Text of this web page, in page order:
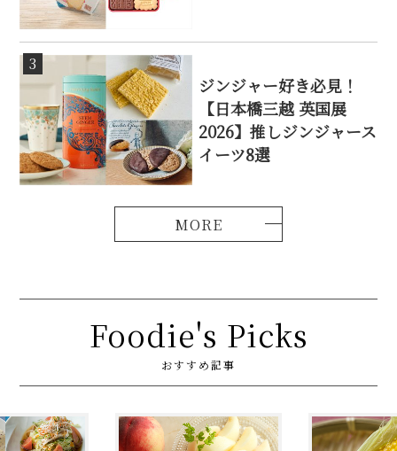
3
ジンジャー好き必見！
【日本橋三越 英国展
2026】推しジンジャース
イーツ8選
Foodie's Picks
おすすめ記事